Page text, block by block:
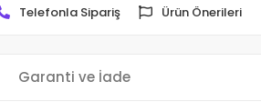
Telefonla Sipariş Ürün Önerileri
Garanti ve İade